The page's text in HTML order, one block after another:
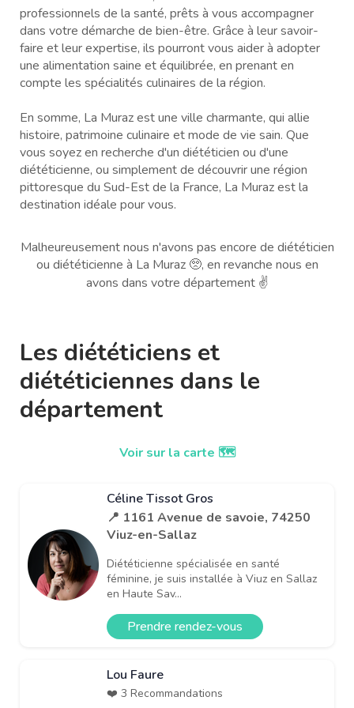
professionnels de la santé, prêts à vous accompagner
dans votre démarche de bien-être. Grâce à leur savoir-
faire et leur expertise, ils pourront vous aider à adopter
une alimentation saine et équilibrée, en prenant en
compte les spécialités culinaires de la région.
En somme, La Muraz est une ville charmante, qui allie
histoire, patrimoine culinaire et mode de vie sain. Que
vous soyez en recherche d'un diététicien ou d'une
diététicienne, ou simplement de découvrir une région
pittoresque du Sud-Est de la France, La Muraz est la
destination idéale pour vous.
Malheureusement nous n'avons pas encore de diététicien
ou diététicienne à La Muraz 🥺, en revanche nous en
avons dans votre département ✌️
Les diététiciens et
diététiciennes dans le
département
Voir sur la carte 🗺️
Céline Tissot Gros
📍 1161 Avenue de savoie, 74250
Viuz-en-Sallaz
Diététicienne spécialisée en santé
féminine, je suis installée à Viuz en Sallaz
en Haute Sav...
Prendre rendez-vous
Lou Faure
❤️ 3 Recommandations